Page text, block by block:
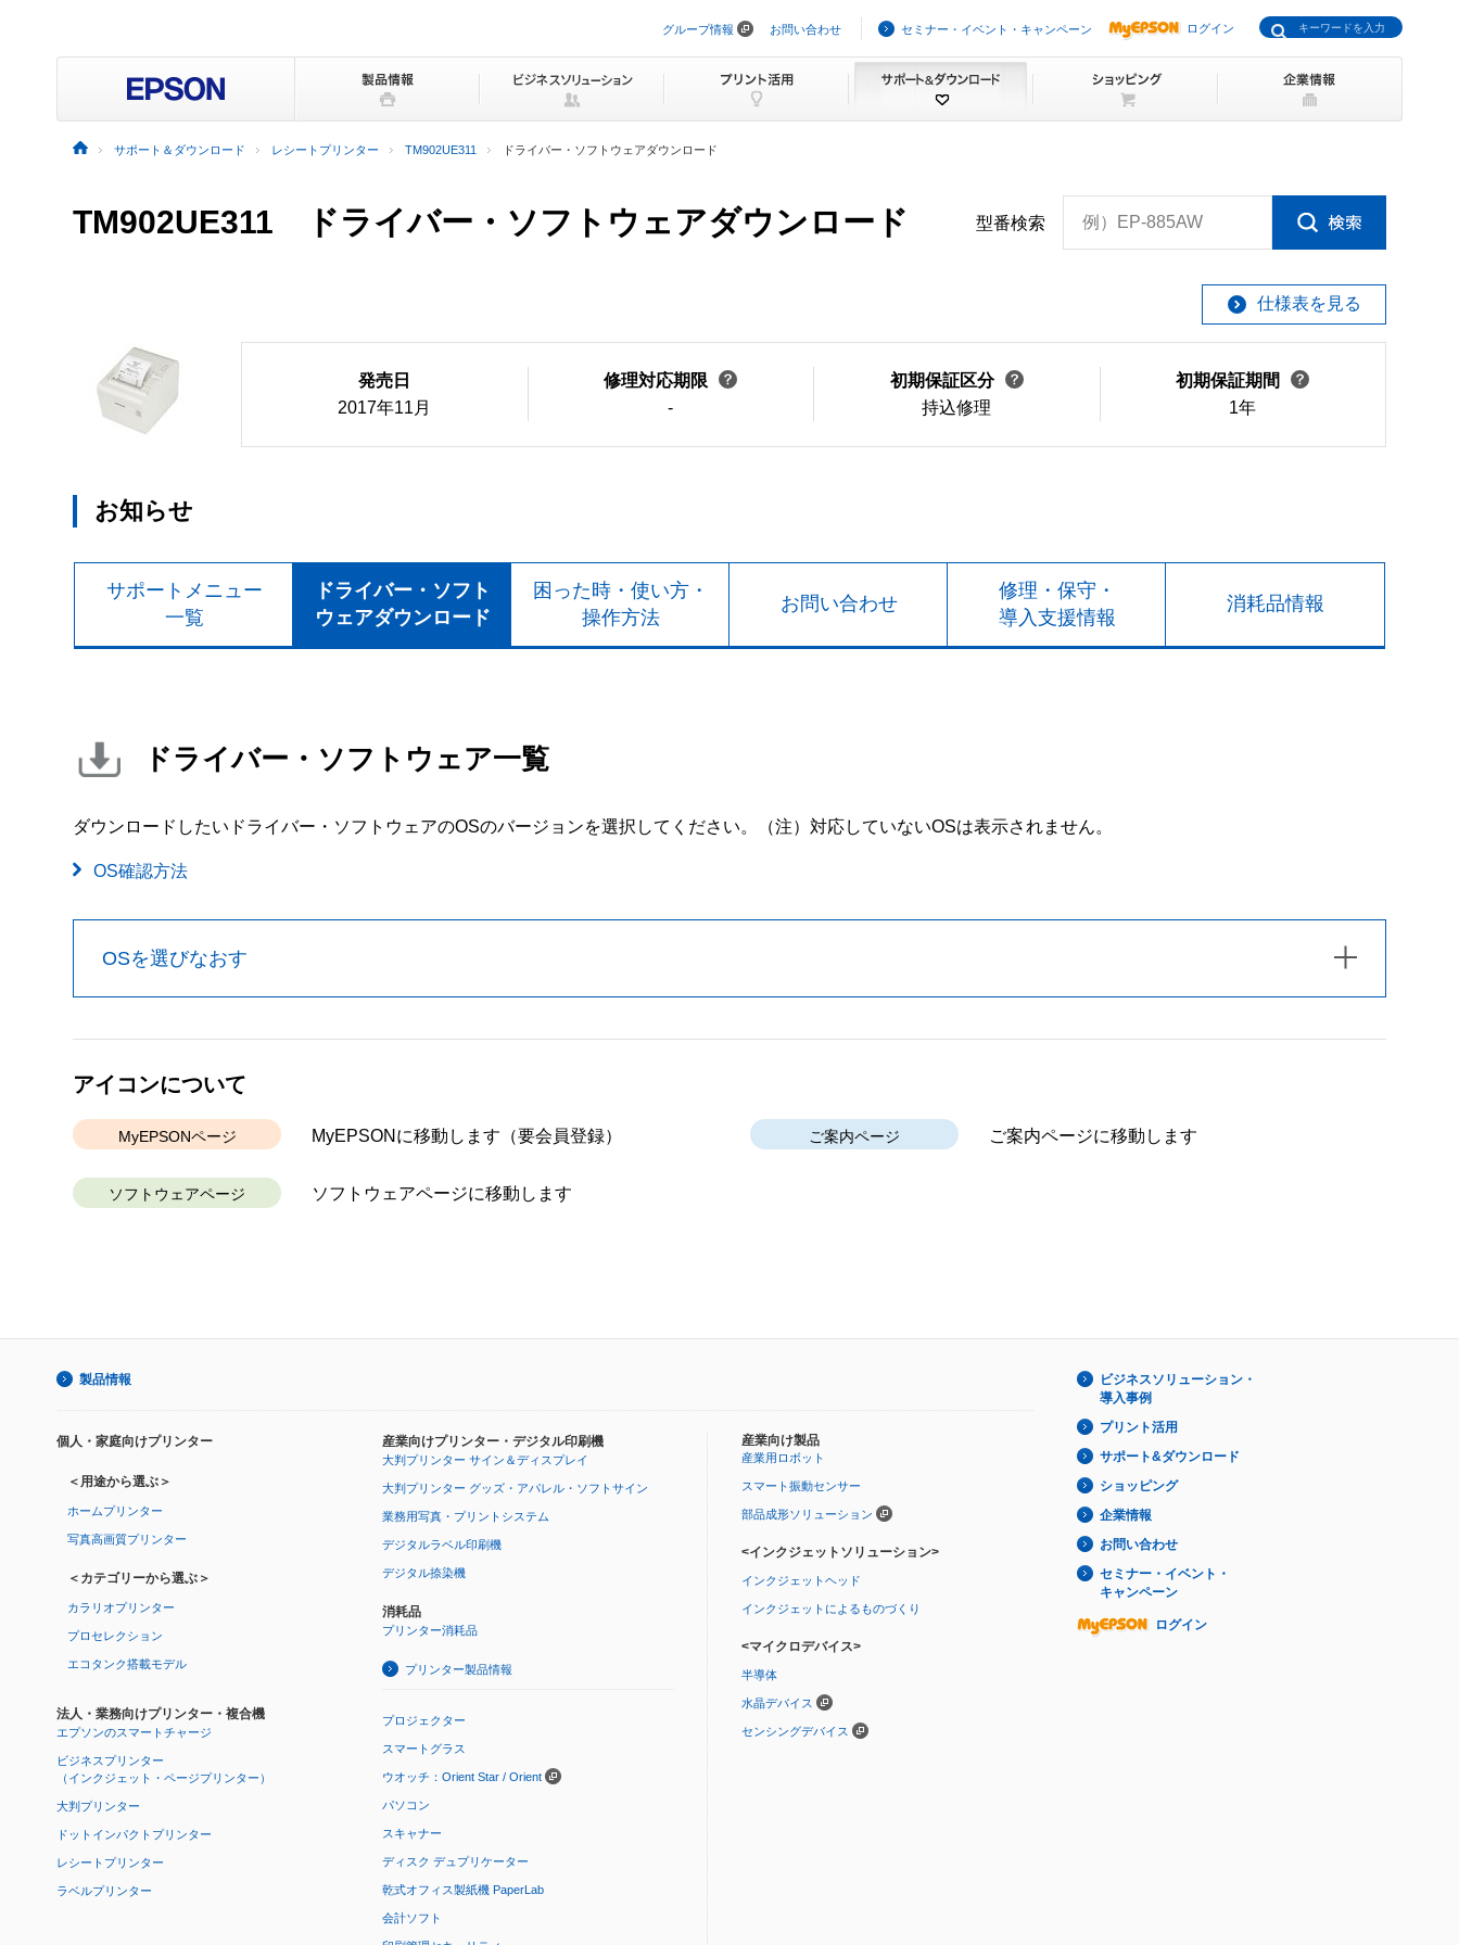
ビ
ョ
ン
を
プ
グループ情報 お問い合わせ セミナー・イベント・キャンペーン ログイン
サポート＆ダウンロード レシートプリンター TM902UE311 ドライバー・ソフトウェアダウンロード
TM902UE311 ドライバー・ソフトウェアダウンロード 型番検索 例）EP-885AW
仕様表を見る
発売日
2017年11月
修理対応期限
-
初期保証区分
持込修理
初期保証期間
1年
お知らせ
サポートメニュー
一覧
ドライバー・ソフト
ウェアダウンロード
困った時・使い方・
操作方法
お問い合わせ
修理・保守・
導入支援情報
消耗品情報
ドライバー・ソフトウェア一覧
ダウンロードしたいドライバー・ソフトウェアのOSのバージョンを選択してください。 （注）対応していないOSは表示されません。
OS確認方法
OSを選びなおす
アイコンについて
MyEPSONページ MyEPSONに移動します （要会員登録） ご案内ページ ご案内ページに移動します
ソフトウェアページ ソフトウェアページに移動します
製品情報
個人・家庭向けプリンター
＜用途から選ぶ＞
ホームプリンター
写真高画質プリンター
＜カテゴリーから選ぶ＞
カラリオプリンター
プロセレクション
エコタンク搭載モデル
法人・業務向けプリンター・複合機
エプソンのスマートチャージ
ビジネスプリンター
（インクジェット・ページプリンター）
大判プリンター
ドットインパクトプリンター
レシートプリンター
ラベルプリンター
産業向けプリンター・デジタル印刷機
大判プリンター サイン＆ディスプレイ
大判プリンター グッズ・アパレル・ソフトサイン
業務用写真・プリントシステム
デジタルラベル印刷機
デジタル捺染機
消耗品
プリンター消耗品
プリンター製品情報
プロジェクター
スマートグラス
ウオッチ：Orient Star / Orient
パソコン
スキャナー
ディスク デュプリケーター
乾式オフィス製紙機 PaperLab
会計ソフト
産業向け製品
産業用ロボット
スマート振動センサー
部品成形ソリューション
<インクジェットソリューション>
インクジェットヘッド
インクジェットによるものづくり
<マイクロデバイス>
半導体
水晶デバイス
センシングデバイス
ビジネスソリューション・
導入事例
プリント活用
サポート&ダウンロード
ショッピング
企業情報
お問い合わせ
セミナー・イベント・
キャンペーン
ログイン